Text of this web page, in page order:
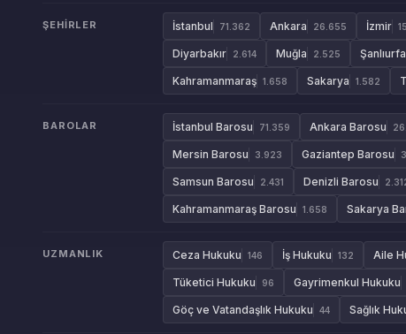
ŞEHIRLER İstanbul 71.362 Ankara 26.655 İzmir
Diyarbakır 2.614 Muğla 2.525 Şanlıurfa
Kahramanmaraş 1.658 Sakarya 1.582
BAROLAR İstanbul Barosu 71.359 Ankara Barosu
Mersin Barosu 3.923 Gaziantep Barosu
Samsun Barosu 2.431 Denizli Barosu
Kahramanmaraş Barosu 1.658 Sakarya
UZMANLIK Ceza Hukuku 146 İş Hukuku 132 Aile
Tüketici Hukuku 96 Gayrimenkul Hukuku
Göç ve Vatandaşlık Hukuku 44 Sağlık